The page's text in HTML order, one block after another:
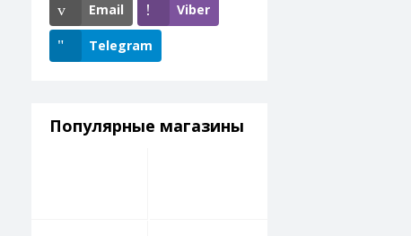
Email Viber
Telegram
Популярные магазины